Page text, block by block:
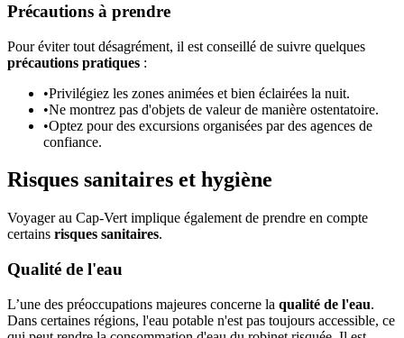
Précautions à prendre
Pour éviter tout désagrément, il est conseillé de suivre quelques
précautions pratiques :
•Privilégiez les zones animées et bien éclairées la nuit.
•Ne montrez pas d'objets de valeur de manière ostentatoire.
•Optez pour des excursions organisées par des agences de
confiance.
Risques sanitaires et hygiène
Voyager au Cap-Vert implique également de prendre en compte
certains risques sanitaires.
Qualité de l'eau
L’une des préoccupations majeures concerne la qualité de l'eau.
Dans certaines régions, l'eau potable n'est pas toujours accessible, ce